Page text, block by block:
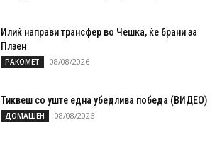
Илиќ направи трансфер во Чешка, ќе брани за
Плзен
РАКОМЕТ 08/08/2026
Тиквеш со уште една убедлива победа (ВИДЕО)
ДОМАШЕН 08/08/2026